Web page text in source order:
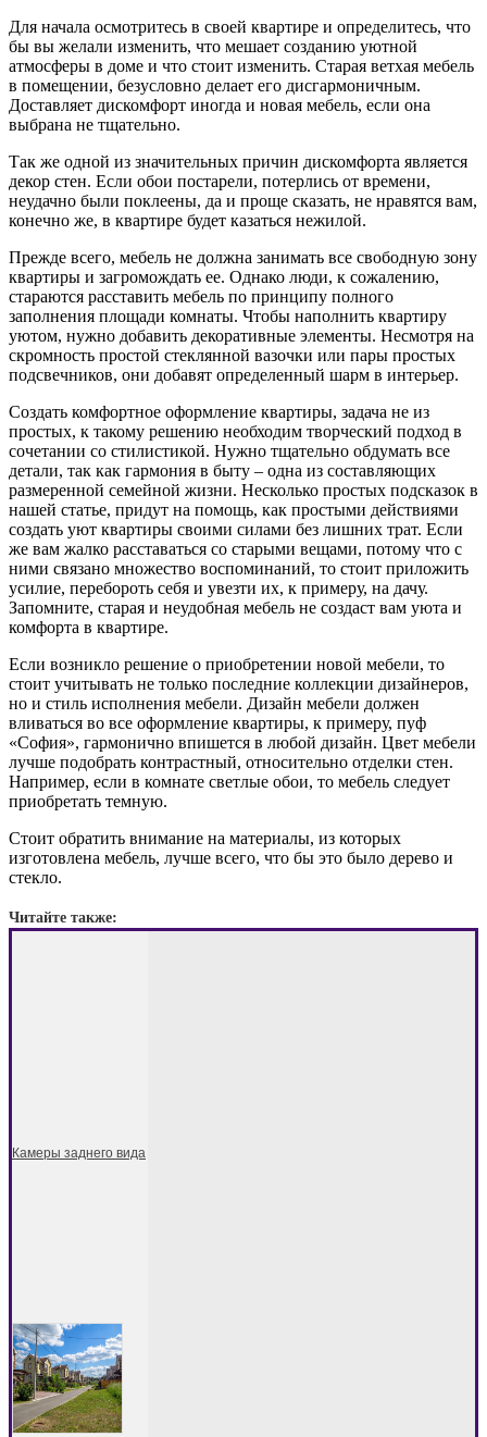
Для начала осмотритесь в своей квартире и определитесь, что
бы вы желали изменить, что мешает созданию уютной
атмосферы в доме и что стоит изменить. Старая ветхая мебель
в помещении, безусловно делает его дисгармоничным.
Доставляет дискомфорт иногда и новая мебель, если она
выбрана не тщательно.
Так же одной из значительных причин дискомфорта является
декор стен. Если обои постарели, потерлись от времени,
неудачно были поклеены, да и проще сказать, не нравятся вам,
конечно же, в квартире будет казаться нежилой.
Прежде всего, мебель не должна занимать все свободную зону
квартиры и загромождать ее. Однако люди, к сожалению,
стараются расставить мебель по принципу полного
заполнения площади комнаты. Чтобы наполнить квартиру
уютом, нужно добавить декоративные элементы. Несмотря на
скромность простой стеклянной вазочки или пары простых
подсвечников, они добавят определенный шарм в интерьер.
Создать комфортное оформление квартиры, задача не из
простых, к такому решению необходим творческий подход в
сочетании со стилистикой. Нужно тщательно обдумать все
детали, так как гармония в быту – одна из составляющих
размеренной семейной жизни. Несколько простых подсказок в
нашей статье, придут на помощь, как простыми действиями
создать уют квартиры своими силами без лишних трат. Если
же вам жалко расставаться со старыми вещами, потому что с
ними связано множество воспоминаний, то стоит приложить
усилие, перебороть себя и увезти их, к примеру, на дачу.
Запомните, старая и неудобная мебель не создаст вам уюта и
комфорта в квартире.
Если возникло решение о приобретении новой мебели, то
стоит учитывать не только последние коллекции дизайнеров,
но и стиль исполнения мебели. Дизайн мебели должен
вливаться во все оформление квартиры, к примеру, пуф
«София», гармонично впишется в любой дизайн. Цвет мебели
лучше подобрать контрастный, относительно отделки стен.
Например, если в комнате светлые обои, то мебель следует
приобретать темную.
Стоит обратить внимание на материалы, из которых
изготовлена мебель, лучше всего, что бы это было дерево и
стекло.
Читайте также:
Камеры заднего вида